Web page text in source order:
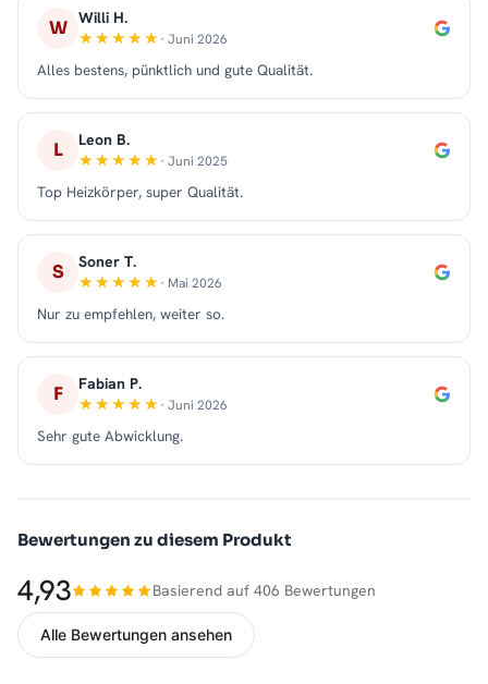
W Willi H.
· Juni 2026
Alles bestens, pünktlich und gute Qualität.
L Leon B.
· Juni 2025
Top Heizkörper, super Qualität.
S Soner T.
· Mai 2026
Nur zu empfehlen, weiter so.
F Fabian P.
· Juni 2026
Sehr gute Abwicklung.
Bewertungen zu diesem Produkt
4,93 Basierend auf 406 Bewertungen
Alle Bewertungen ansehen